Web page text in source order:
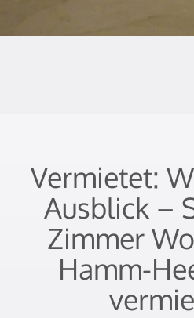
Vermietet:
Ausblick –
Zimmer
Hamm-